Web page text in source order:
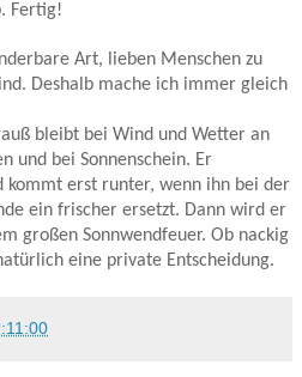
Fertig!
Art, lieben Menschen zu
Deshalb mache ich immer gleich
bleibt bei Wind und Wetter an
und bei Sonnenschein. Er
kommt erst runter, wenn ihn bei der
ein frischer ersetzt. Dann wird er
großen Sonnwendfeuer. Ob nackig
eine private Entscheidung.